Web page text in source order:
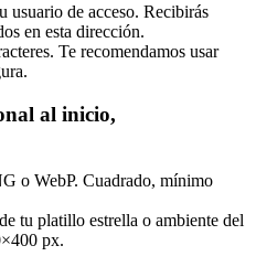
usuario de acceso. Recibirás
en esta dirección.
Te recomendamos usar
al inicio,
o WebP. Cuadrado, mínimo
tu platillo estrella o ambiente del
px.